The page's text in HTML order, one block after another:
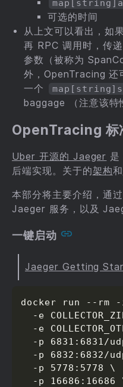
可选的时间
从上文可以看出，如
再 RPC 调用时，传
参数（被称为
外，OpenTracing 还
一个
baggage （注意该特
OpenTracing 标
Uber 开源的 Jaeger 是
后端实现。关于的架构和
本部分将主要介绍，通
Jaeger 服务，以及
一键启动
Jaeger Getting
docker run --rm
-e
-e
-p 6831:6831/
-p 6832:6832/
  -p 5778:5778 \
-p 16686:16686